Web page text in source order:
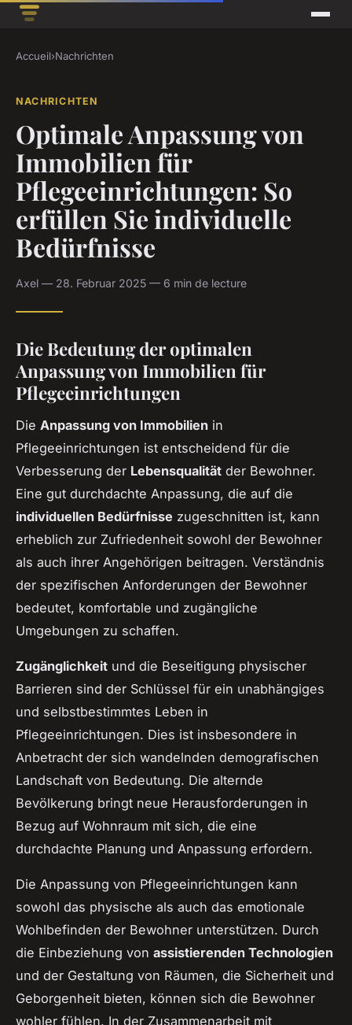
Accueil›Nachrichten
NACHRICHTEN
Optimale Anpassung von
Immobilien für
Pflegeeinrichtungen: So
erfüllen Sie individuelle
Bedürfnisse
Axel — 28. Februar 2025 — 6 min de lecture
Die Bedeutung der optimalen
Anpassung von Immobilien für
Pflegeeinrichtungen
Die Anpassung von Immobilien in
Pflegeeinrichtungen ist entscheidend für die
Verbesserung der Lebensqualität der Bewohner.
Eine gut durchdachte Anpassung, die auf die
individuellen Bedürfnisse zugeschnitten ist, kann
erheblich zur Zufriedenheit sowohl der Bewohner
als auch ihrer Angehörigen beitragen. Verständnis
der spezifischen Anforderungen der Bewohner
bedeutet, komfortable und zugängliche
Umgebungen zu schaffen.
Zugänglichkeit und die Beseitigung physischer
Barrieren sind der Schlüssel für ein unabhängiges
und selbstbestimmtes Leben in
Pflegeeinrichtungen. Dies ist insbesondere in
Anbetracht der sich wandelnden demografischen
Landschaft von Bedeutung. Die alternde
Bevölkerung bringt neue Herausforderungen in
Bezug auf Wohnraum mit sich, die eine
durchdachte Planung und Anpassung erfordern.
Die Anpassung von Pflegeeinrichtungen kann
sowohl das physische als auch das emotionale
Wohlbefinden der Bewohner unterstützen. Durch
die Einbeziehung von assistierenden Technologien
und der Gestaltung von Räumen, die Sicherheit und
Geborgenheit bieten, können sich die Bewohner
wohler fühlen. In der Zusammenarbeit mit